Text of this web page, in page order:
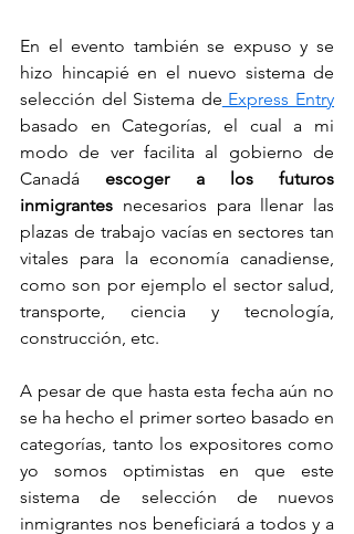
En el evento también se expuso y se
hizo hincapié en el nuevo sistema de
selección del Sistema de Express Entry
basado en Categorías, el cual a mi
modo de ver facilita al gobierno de
Canadá escoger a los futuros
inmigrantes necesarios para llenar las
plazas de trabajo vacías en sectores tan
vitales para la economía canadiense,
como son por ejemplo el sector salud,
transporte, ciencia y tecnología,
construcción, etc.
A pesar de que hasta esta fecha aún no
se ha hecho el primer sorteo basado en
categorías, tanto los expositores como
yo somos optimistas en que este
sistema de selección de nuevos
inmigrantes nos beneficiará a todos y a